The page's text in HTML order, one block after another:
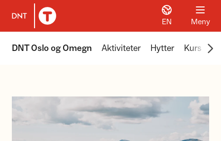
Til DNT.no forside
EN Meny
DNT Oslo og Omegn Aktiviteter Hytter Kurs